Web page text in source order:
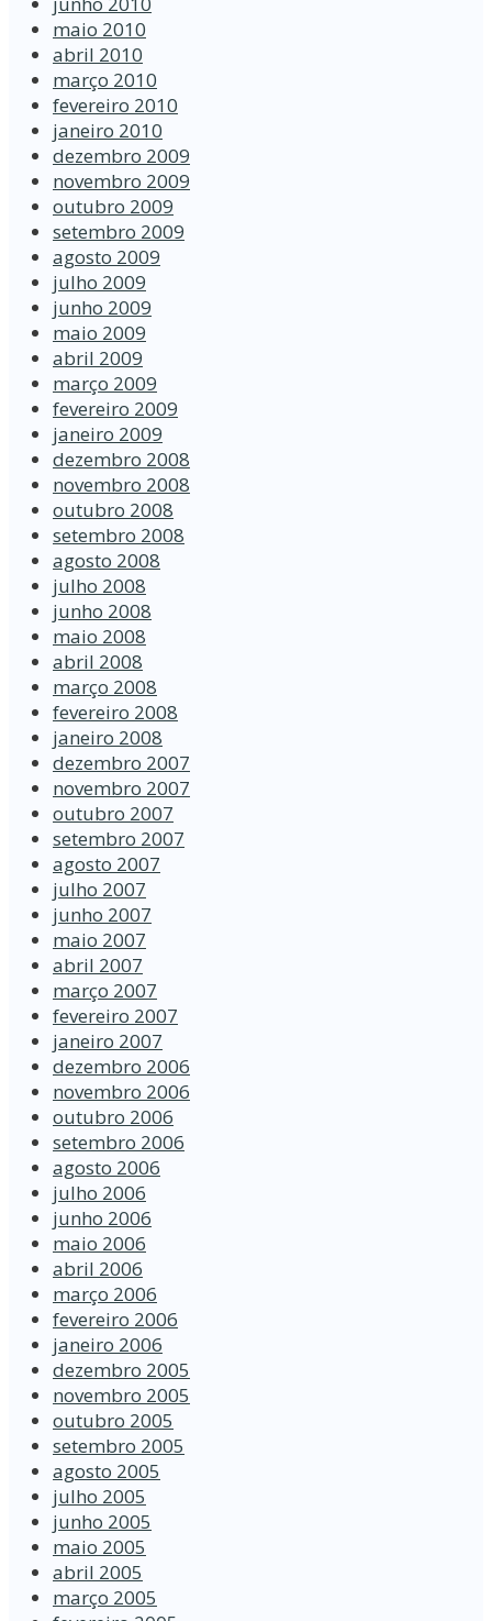
maio 2010
abril 2010
março 2010
fevereiro 2010
janeiro 2010
dezembro 2009
novembro 2009
outubro 2009
setembro 2009
agosto 2009
julho 2009
junho 2009
maio 2009
abril 2009
março 2009
fevereiro 2009
janeiro 2009
dezembro 2008
novembro 2008
outubro 2008
setembro 2008
agosto 2008
julho 2008
junho 2008
maio 2008
abril 2008
março 2008
fevereiro 2008
janeiro 2008
dezembro 2007
novembro 2007
outubro 2007
setembro 2007
agosto 2007
julho 2007
junho 2007
maio 2007
abril 2007
março 2007
fevereiro 2007
janeiro 2007
dezembro 2006
novembro 2006
outubro 2006
setembro 2006
agosto 2006
julho 2006
junho 2006
maio 2006
abril 2006
março 2006
fevereiro 2006
janeiro 2006
dezembro 2005
novembro 2005
outubro 2005
setembro 2005
agosto 2005
julho 2005
junho 2005
maio 2005
abril 2005
março 2005